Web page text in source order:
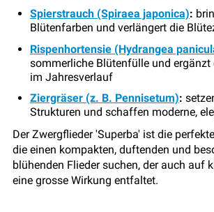
Spierstrauch (Spiraea japonica):
Blütenfarben und verlängert die
Rispenhortensie (Hydrangea
sommerliche Blütenfülle und ergänzt
im Jahresverlauf
Ziergräser (z. B. Pennisetum):
Strukturen und schaffen moderne,
Der Zwergflieder'Superba' ist die
die einen kompakten, duftenden und
blühenden Flieder suchen, der auch auf
eine grosse Wirkung entfaltet.